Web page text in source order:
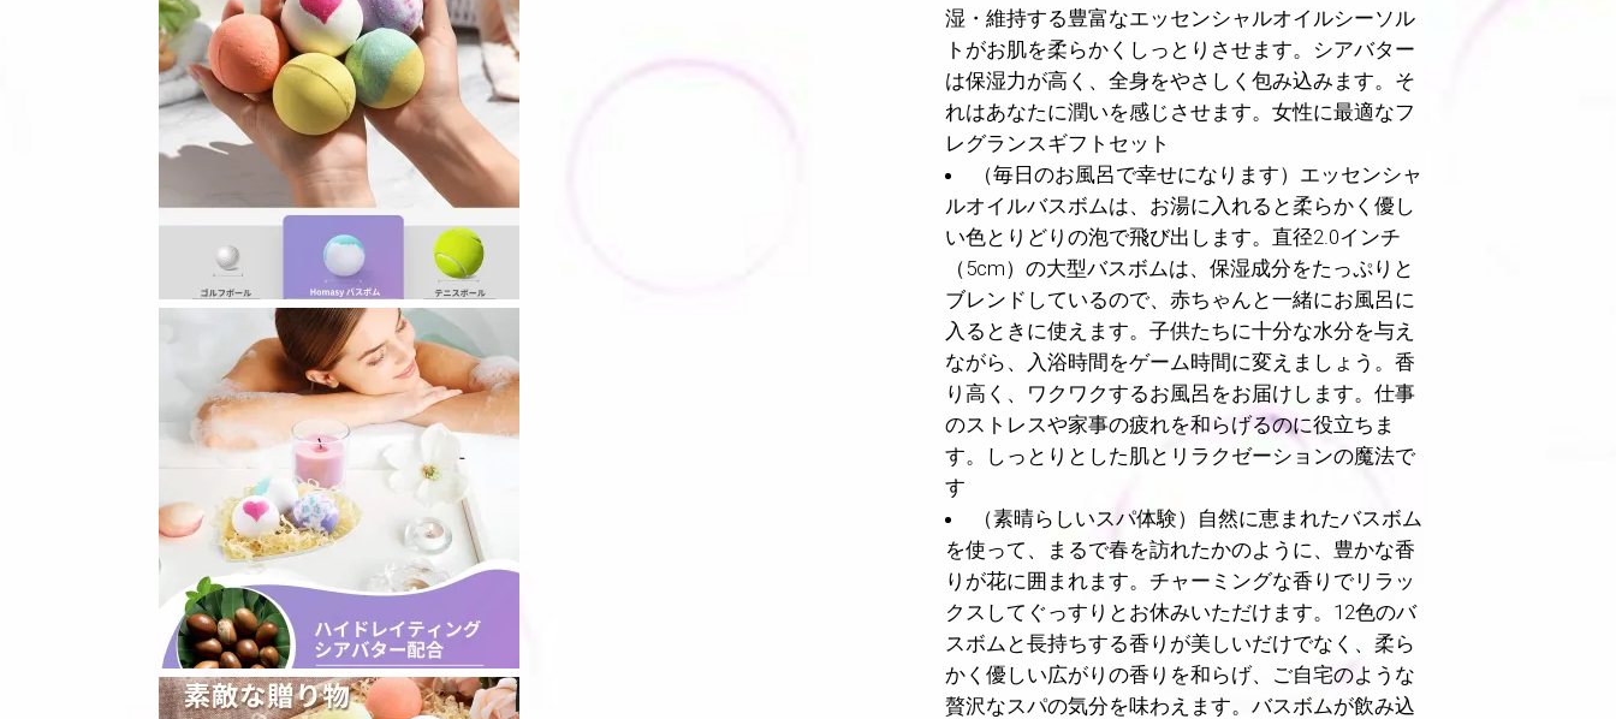
湿・維持する豊富なエッセンシャルオイルシーソル
トがお肌を柔らかくしっとりさせます。シアバター
は保湿力が高く、全身をやさしく包み込みます。そ
れはあなたに潤いを感じさせます。女性に最適なフ
レグランスギフトセット
（毎日のお風呂で幸せになります）エッセンシャ
ルオイルバスボムは、お湯に入れると柔らかく優し
い色とりどりの泡で飛び出します。直径2.0インチ
（5cm）の大型バスボムは、保湿成分をたっぷりと
ブレンドしているので、赤ちゃんと一緒にお風呂に
入るときに使えます。子供たちに十分な水分を与え
ながら、入浴時間をゲーム時間に変えましょう。香
り高く、ワクワクするお風呂をお届けします。仕事
のストレスや家事の疲れを和らげるのに役立ちま
す。しっとりとした肌とリラクゼーションの魔法で
す
（素晴らしいスパ体験）自然に恵まれたバスボム
を使って、まるで春を訪れたかのように、豊かな香
りが花に囲まれます。チャーミングな香りでリラッ
クスしてぐっすりとお休みいただけます。12色のバ
スボムと長持ちする香りが美しいだけでなく、柔ら
かく優しい広がりの香りを和らげ、ご自宅のような
贅沢なスパの気分を味わえます。バスボムが飲み込